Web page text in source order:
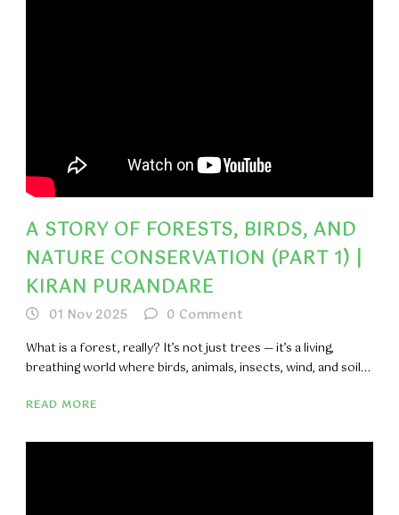
A STORY OF FORESTS, BIRDS, AND
NATURE CONSERVATION (PART 1) |
KIRAN PURANDARE
01 Nov 2025 0 Comment
What is a forest, really? It’s not just trees — it’s a living,
breathing world where birds, animals, insects, wind, and soil...
READ MORE